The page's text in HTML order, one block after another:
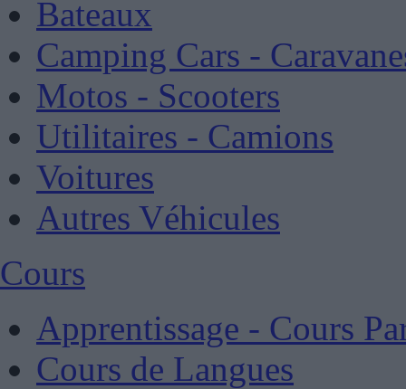
Bateaux
Camping Cars -
Motos - Scooters
Utilitaires - Camions
Voitures
Autres Véhicules
Cours
Apprentissage - Cours
Cours de Langues